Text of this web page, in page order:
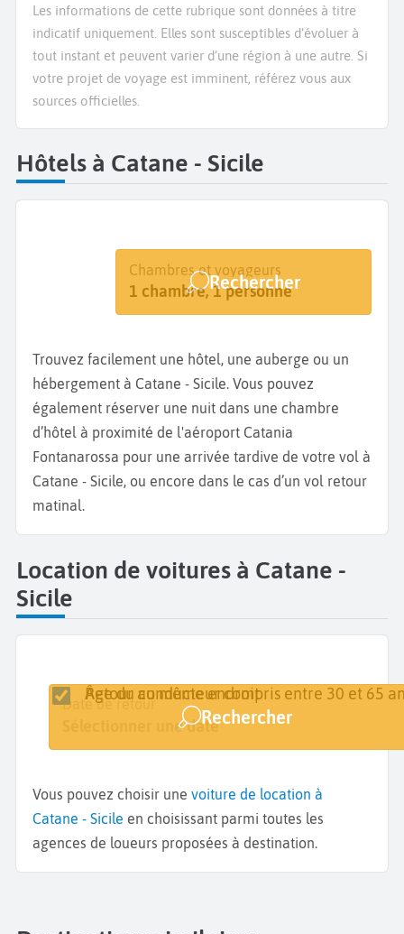
Les informations de cette rubrique sont données à titre
indicatif uniquement. Elles sont susceptibles d’évoluer à
tout instant et peuvent varier d’une région à une autre. Si
votre projet de voyage est imminent, référez vous aux
sources officielles.
Hôtels à Catane - Sicile
Destination
Catane
Dates
Dates de votre séjour
Chambres et voyageurs
1 chambre, 1 personne
Rechercher
Trouvez facilement une hôtel, une auberge ou un
hébergement à Catane - Sicile. Vous pouvez
également réserver une nuit dans une chambre
d’hôtel à proximité de l'aéroport Catania
Fontanarossa pour une arrivée tardive de votre vol à
Catane - Sicile, ou encore dans le cas d’un vol retour
matinal.
Location de voitures à Catane -
Sicile
Lieu de retrait
Date de retrait
Sélectionner une date
Date de retour
Sélectionner une date
Retour au même endroit
Âge du conducteur compris entre 30 et 65
Rechercher
Vous pouvez choisir une voiture de location à
Catane - Sicile en choisissant parmi toutes les
agences de loueurs proposées à destination.